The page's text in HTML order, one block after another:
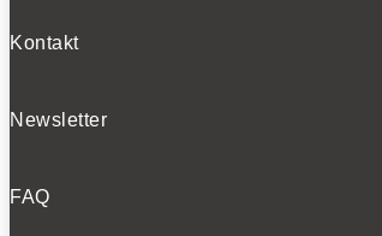
Kontakt
Newsletter
FAQ